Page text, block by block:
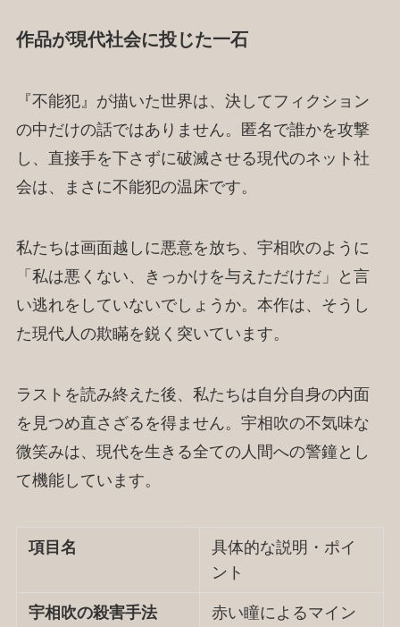
作品が現代社会に投じた一石
『不能犯』が描いた世界は、決してフィクション
の中だけの話ではありません。匿名で誰かを攻撃
し、直接手を下さずに破滅させる現代のネット社
会は、まさに不能犯の温床です。
私たちは画面越しに悪意を放ち、宇相吹のように
「私は悪くない、きっかけを与えただけだ」と言
い逃れをしていないでしょうか。本作は、そうし
た現代人の欺瞞を鋭く突いています。
ラストを読み終えた後、私たちは自分自身の内面
を見つめ直さざるを得ません。宇相吹の不気味な
微笑みは、現代を生きる全ての人間への警鐘とし
て機能しています。
項目名
具体的な説明・ポイ
ント
宇相吹の殺害手法
赤い瞳によるマイン